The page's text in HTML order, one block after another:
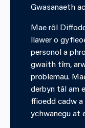
Gwasanaeth
Mae rôl
llawer o
personol a
gwaith tîm,
problemau.
derbyn tâl am
ffioedd cadw
ychwanegu at